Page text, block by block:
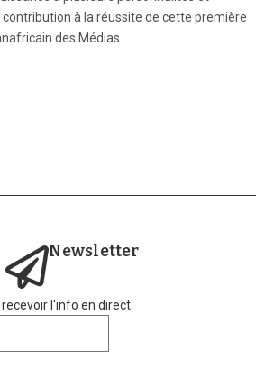
à la réussite de cette première
des Médias.
Newsletter
l'info en direct.